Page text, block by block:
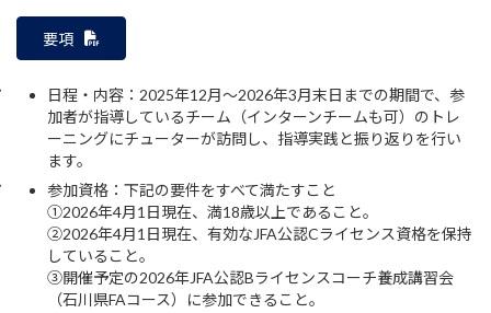
要項
日程・内容：2025年12月～2026年3月末日までの期間で、参
加者が指導しているチーム（インターンチームも可）のトレ
ーニングにチューターが訪問し、指導実践と振り返りを行い
ます。
参加資格：下記の要件をすべて満たすこと
①2026年4月1日現在、満18歳以上であること。
②2026年4月1日現在、有効なJFA公認Cライセンス資格を保持
していること。
③開催予定の2026年JFA公認Bライセンスコーチ養成講習会
（石川県FAコース）に参加できること。